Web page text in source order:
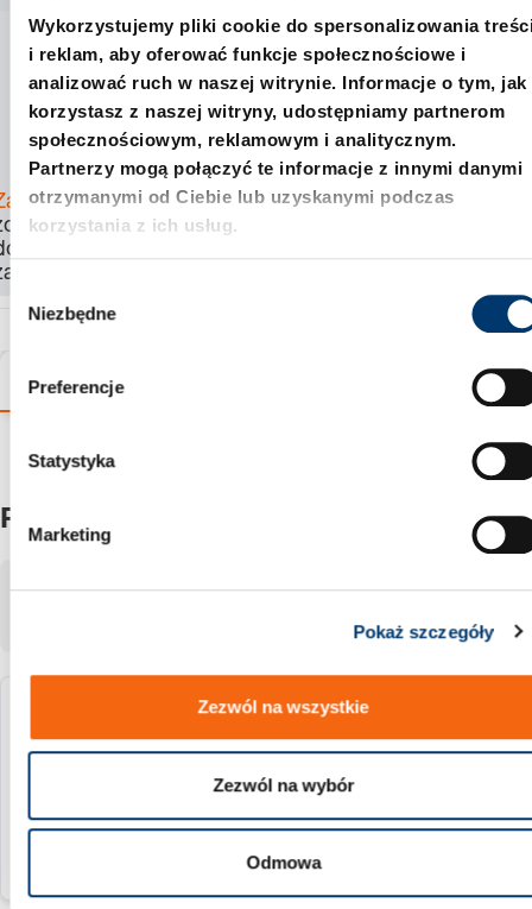
Wykorzystujemy pliki cookie do spersonalizowania
i reklam, aby oferować funkcje społecznościowe i
analizować ruch w naszej witrynie. Informacje o tym, jak
korzystasz z naszej witryny, udostępniamy partnerom
społecznościowym, reklamowym i analitycznym.
Partnerzy mogą połączyć te informacje z innymi danymi
otrzymanymi od Ciebie lub uzyskanymi podczas
korzystania z ich usług.
d
Niezbędne
Preferencje
Statystyka
Marketing
Pokaż szczegóły
Zezwól na wszystkie
Zezwól na wybór
Odmowa
Nr katalogowy
Średnica mocowania
się, aby
cenę,
i
produkt.
Warianty Informacje o produkcie
Produkty
Pokazuje1-2z2pozycje
212.16.1.026
26 mm